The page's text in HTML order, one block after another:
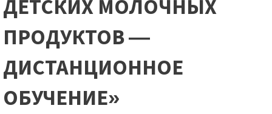
ДЕТСКИХ МОЛОЧНЫХ
ПРОДУКТОВ —
ДИСТАНЦИОННОЕ
ОБУЧЕНИЕ»